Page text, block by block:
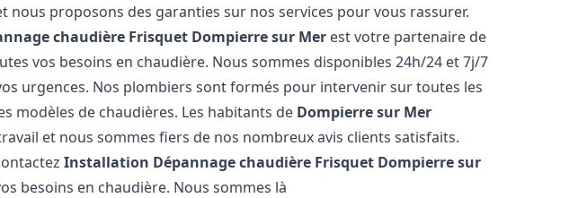
nous proposons des garanties sur nos services pour vous rassurer.
chaudière Frisquet Dompierre sur Mer est votre partenaire de
vos besoins en chaudière. Nous sommes disponibles 24h/24 et 7j/7
urgences. Nos plombiers sont formés pour intervenir sur toutes les
modèles de chaudières. Les habitants de Dompierre sur Mer
et nous sommes fiers de nos nombreux avis clients satisfaits.
Installation Dépannage chaudière Frisquet Dompierre sur
besoins en chaudière. Nous sommes là